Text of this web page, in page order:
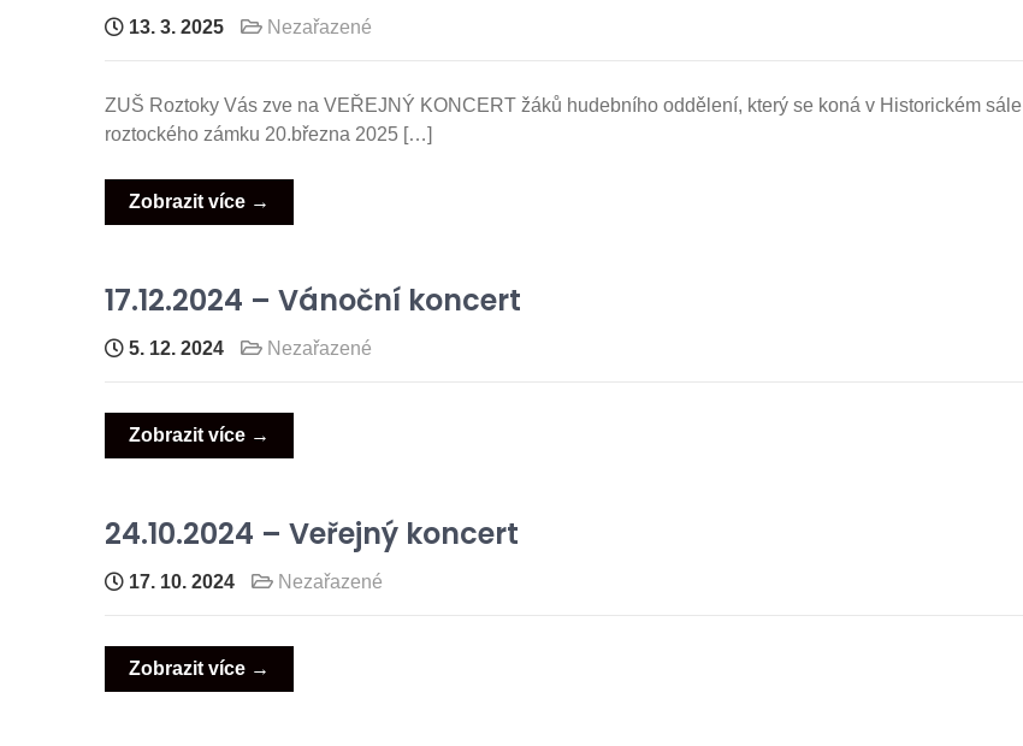
13. 3. 2025 Nezařazené
ZUŠ Roztoky Vás zve na VEŘEJNÝ KONCERT žáků hudebního oddělení, který se koná v Historickém sále
roztockého zámku 20.března 2025 […]
Zobrazit více →
17.12.2024 – Vánoční koncert
5. 12. 2024 Nezařazené
Zobrazit více →
24.10.2024 – Veřejný koncert
17. 10. 2024 Nezařazené
Zobrazit více →